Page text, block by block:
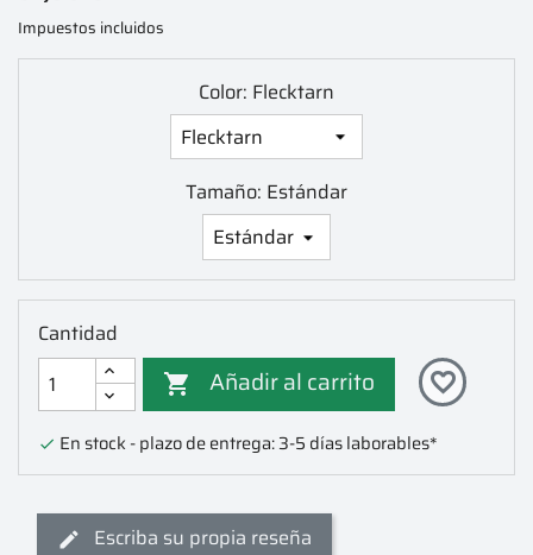
Impuestos incluidos
Color: Flecktarn
Tamaño: Estándar
Cantidad
 Añadir al carrito favorite_border
 En stock - plazo de entrega: 3-5 días laborables*
Escriba su propia reseña